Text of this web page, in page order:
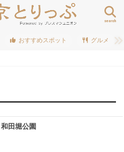
search
おすすめスポット グルメ
和田堀公園